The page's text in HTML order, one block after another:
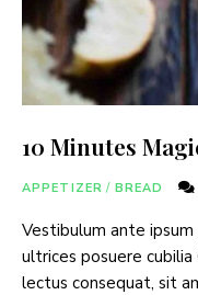
10 Minutes
APPETIZER / BREAD
Vestibulum ante
ultrices posuere
lectus consequat, sit